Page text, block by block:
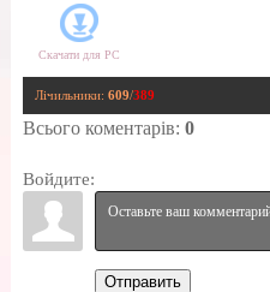
Скачати для PC
Лічильники: 609/389
Всього коментарів: 0
Войдите:
Отправить